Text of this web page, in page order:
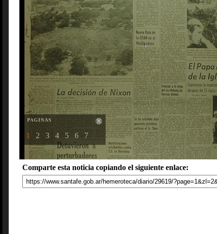
PAGINAS
1 2 3 4 5 6 7
Comparte esta noticia copiando el siguiente enlace: